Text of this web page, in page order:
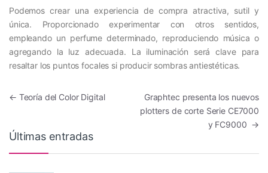
Podemos crear una experiencia de compra atractiva, sutil y
única. Proporcionado experimentar con otros sentidos,
empleando un perfume determinado, reproduciendo música o
agregando la luz adecuada. La iluminación será clave para
resaltar los puntos focales si producir sombras antiestéticas.
Navegación de entradas
← Teoría del Color Digital
Graphtec presenta los nuevos
plotters de corte Serie CE7000
y FC9000 →
Últimas entradas